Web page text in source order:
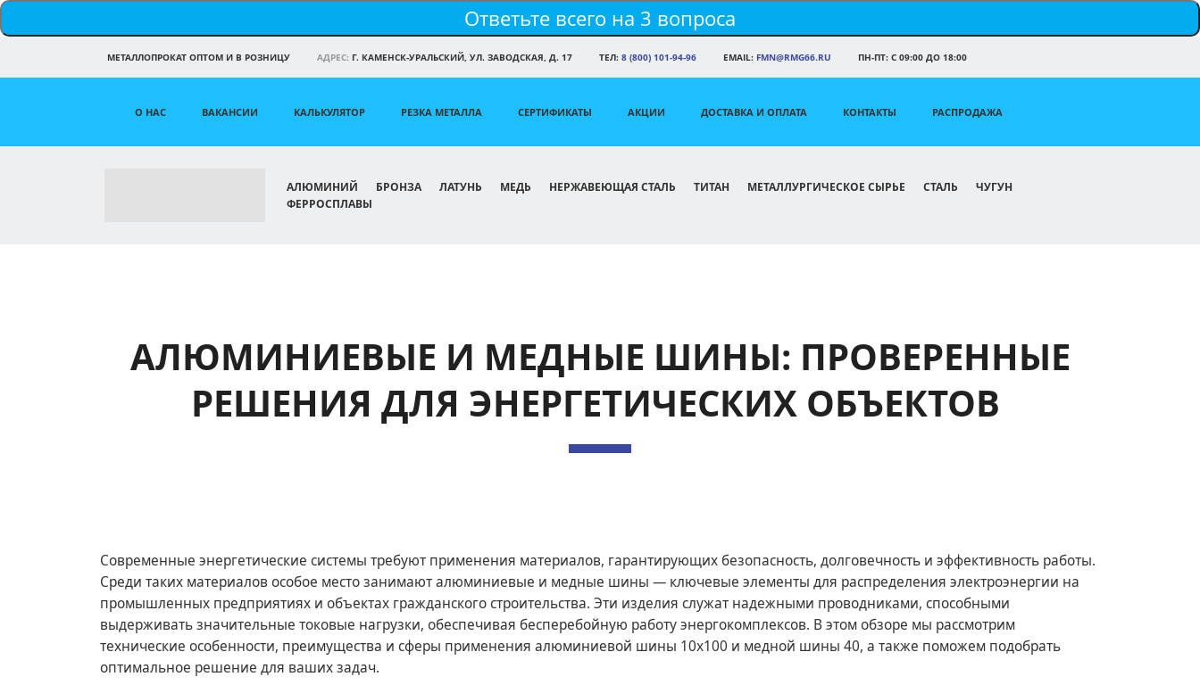
Ответьте всего на 3 вопроса
МЕТАЛЛОПРОКАТ ОПТОМ И В РОЗНИЦУ АДРЕС: Г. КАМЕНСК-УРАЛЬСКИЙ, УЛ. ЗАВОДСКАЯ, Д. 17 ТЕЛ: 8 (800) 101-94-96 EMAIL: FMN@RMG66.RU ПН-ПТ: С 09:00 ДО 18:00
О НАС ВАКАНСИИ КАЛЬКУЛЯТОР РЕЗКА МЕТАЛЛА СЕРТИФИКАТЫ АКЦИИ ДОСТАВКА И ОПЛАТА КОНТАКТЫ РАСПРОДАЖА
АЛЮМИНИЙ БРОНЗА ЛАТУНЬ МЕДЬ НЕРЖАВЕЮЩАЯ СТАЛЬ ТИТАН МЕТАЛЛУРГИЧЕСКОЕ СЫРЬЕ СТАЛЬ
ЧУГУН
ФЕРРОСПЛАВЫ
АЛЮМИНИЕВЫЕ И МЕДНЫЕ ШИНЫ: ПРОВЕРЕННЫЕ
РЕШЕНИЯ ДЛЯ ЭНЕРГЕТИЧЕСКИХ ОБЪЕКТОВ
Современные энергетические системы требуют применения материалов, гарантирующих безопасность, долговечность и эффективность работы.
Среди таких материалов особое место занимают алюминиевые и медные шины — ключевые элементы для распределения электроэнергии на
промышленных предприятиях и объектах гражданского строительства. Эти изделия служат надежными проводниками, способными
выдерживать значительные токовые нагрузки, обеспечивая бесперебойную работу энергокомплексов. В этом обзоре мы рассмотрим
технические особенности, преимущества и сферы применения алюминиевой шины 10х100 и медной шины 40, а также поможем подобрать
оптимальное решение для ваших задач.